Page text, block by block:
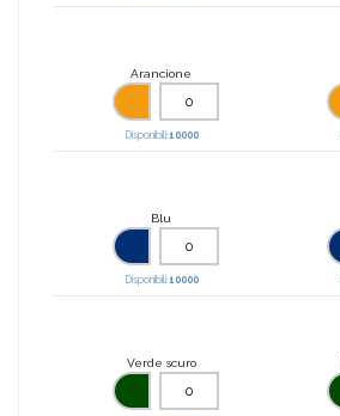
Arancione
Disponibili:10000
Blu
Disponibili:10000
Verde scuro